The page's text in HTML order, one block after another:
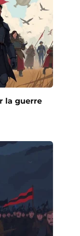
la guerre